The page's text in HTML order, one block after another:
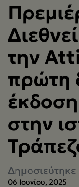
την
πρώτη
στην
Δημοσιεύτηκε
06 Ιουνίου, 2025